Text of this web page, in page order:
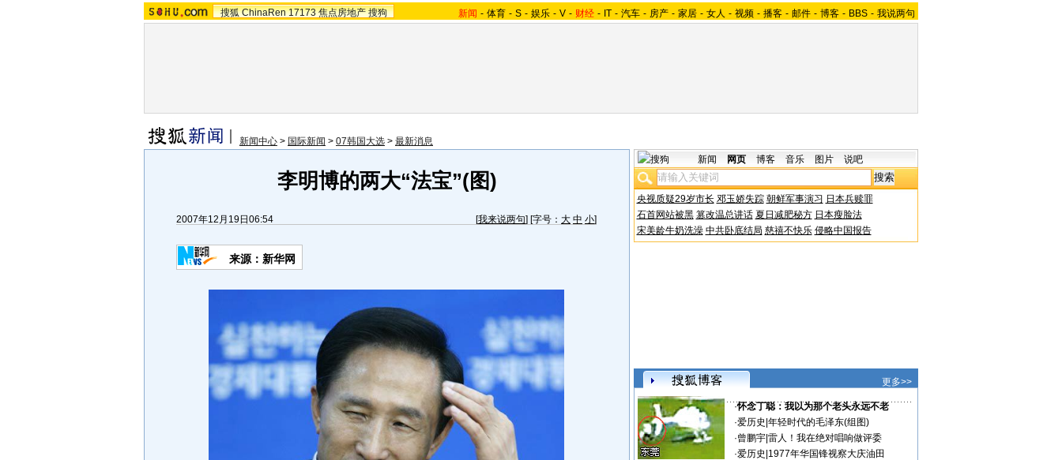
搜狐 ChinaRen 17173 焦点房地产 搜狗 新闻 - 体育 - S - 娱乐 - V - 财经 - IT - 汽车 - 房产 - 家居 - 女人 - 视频 - 播客 - 邮件 - 博客 - BBS - 我说两句
新闻中心 > 国际新闻 > 07韩国大选 > 最新消息
李明博的两大“法宝”(图)
2007年12月19日06:54 [我来说两句] [字号： 大 中 小]
来源：新华网
新闻 网页 博客 音乐 图片 说吧
央视质疑29岁市长 邓玉娇失踪 朝鲜军事演习 日本兵赎罪
石首网站被黑 篡改温总讲话 夏日减肥秘方 日本瘦脸法
宋美龄牛奶洗澡 中共卧底结局 慈禧不快乐 侵略中国报告
更多>>
·怀念丁聪：我以为那个老头永远不老
·爱历史 年轻时代的毛泽东(组图)
·曾鹏宇| 雷人！我在绝对唱响做评委
·爱历史 1977年华国锋视察大庆油田